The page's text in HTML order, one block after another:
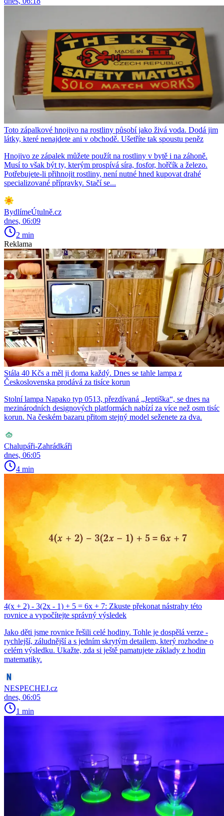
Toto zápalkové hnojivo na rostliny působí jako živá voda. Dodá jim
látky, které nenajdete ani v obchodě. Ušetříte tak spoustu peněz
Hnojivo ze zápalek můžete použít na rostliny v bytě i na záhoně.
Musí to však být ty, kterým prospívá síra, fosfor, hořčík a železo.
Potřebujete-li přihnojit rostliny, není nutné hned kupovat drahé
specializované přípravky. Stačí se...
BydlímeÚtulně.cz
dnes, 06:09
2 min
Reklama
Stála 40 Kčs a měl ji doma každý. Dnes se tahle lampa z
Československa prodává za tisíce korun
Stolní lampa Napako typ 0513, přezdívaná „Jeptiška“, se dnes na
mezinárodních designových platformách nabízí za více než osm tisíc
korun. Na českém bazaru přitom stejný model seženete za dva.
Chalupáři-Zahrádkáři
dnes, 06:05
4 min
4(x + 2) - 3(2x - 1) + 5 = 6x + 7: Zkuste překonat nástrahy této
rovnice a vypočítejte správný výsledek
Jako děti jsme rovnice řešili celé hodiny. Tohle je dospělá verze -
rychlejší, záludnější a s jedním skrytým detailem, který rozhodne o
celém výsledku. Ukažte, zda si ještě pamatujete základy z hodin
matematiky.
NESPECHEJ.cz
dnes, 06:05
1 min